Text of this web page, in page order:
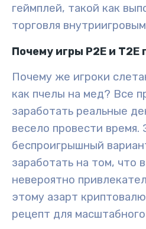
геймплей, такой как
торговля
Почему игры P2E и T2E
Почему же игроки
как пчелы на мед? Все
заработать реальные
весело провести время.
беспроигрышный
заработать на том, что
невероятно
этому азарт
рецепт для